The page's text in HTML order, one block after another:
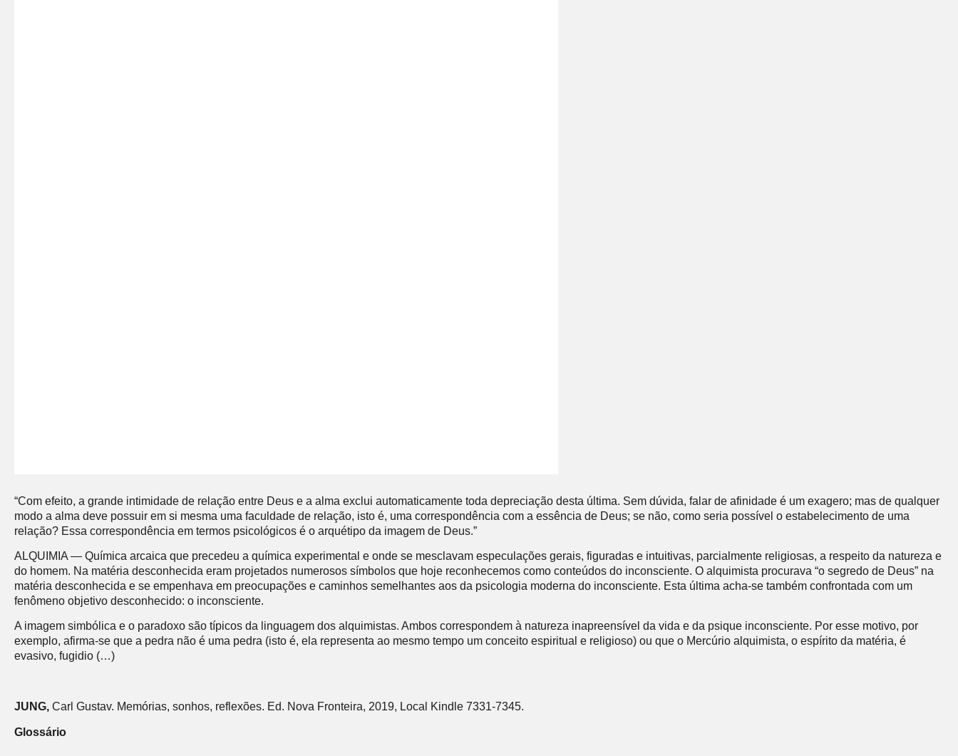
“Com efeito, a grande intimidade de relação entre Deus e a alma exclui automaticamente toda depreciação desta última. Sem dúvida, falar de afinidade é um exagero; mas de qualquer
modo a alma deve possuir em si mesma uma faculdade de relação, isto é, uma correspondência com a essência de Deus; se não, como seria possível o estabelecimento de uma
relação? Essa correspondência em termos psicológicos é o arquétipo da imagem de Deus.”
ALQUIMIA — Química arcaica que precedeu a química experimental e onde se mesclavam especulações gerais, figuradas e intuitivas, parcialmente religiosas, a respeito da natureza e
do homem. Na matéria desconhecida eram projetados numerosos símbolos que hoje reconhecemos como conteúdos do inconsciente. O alquimista procurava “o segredo de Deus” na
matéria desconhecida e se empenhava em preocupações e caminhos semelhantes aos da psicologia moderna do inconsciente. Esta última acha-se também confrontada com um
fenômeno objetivo desconhecido: o inconsciente.
A imagem simbólica e o paradoxo são típicos da linguagem dos alquimistas. Ambos correspondem à natureza inapreensível da vida e da psique inconsciente. Por esse motivo, por
exemplo, afirma-se que a pedra não é uma pedra (isto é, ela representa ao mesmo tempo um conceito espiritual e religioso) ou que o Mercúrio alquimista, o espírito da matéria, é
evasivo, fugidio (…)
JUNG, Carl Gustav. Memórias, sonhos, reflexões. Ed. Nova Fronteira, 2019, Local Kindle 7331-7345.
Glossário